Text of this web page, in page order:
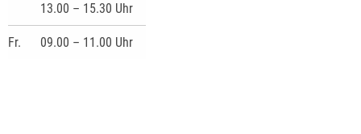
13.00 – 15.30 Uhr
Fr. 09.00 – 11.00 Uhr